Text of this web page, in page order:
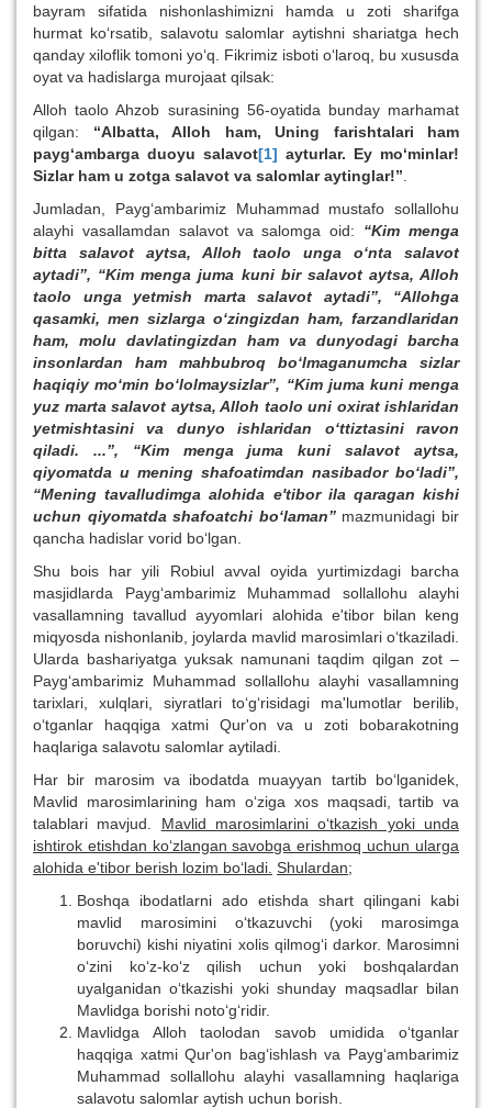
bayram sifatida nishonlashimizni hamda u zoti sharifga
hurmat ko‘rsatib, salavotu salomlar aytishni shariatga hech
qanday xiloflik tomoni yo‘q. Fikrimiz isboti o‘laroq, bu xususda
oyat va hadislarga murojaat qilsak:
Alloh taolo Ahzob surasining 56-oyatida bunday marhamat
qilgan: “Albatta, Alloh ham, Uning farishtalari ham
payg‘ambarga duoyu salavot[1] ayturlar. Ey mo‘minlar!
Sizlar ham u zotga salavot va salomlar aytinglar!”
Jumladan, Payg‘ambarimiz Muhammad mustafo sollallohu
alayhi vasallamdan salavot va salomga oid: “Kim menga
bitta salavot aytsa, Alloh taolo unga o‘nta salavot
aytadi”, “Kim menga juma kuni bir salavot aytsa, Alloh
taolo unga yetmish marta salavot aytadi”, “Allohga
qasamki, men sizlarga o‘zingizdan ham, farzandlaridan
ham, molu davlatingizdan ham va dunyodagi barcha
insonlardan ham mahbubroq bo‘lmaganumcha sizlar
haqiqiy mo‘min bo‘lolmaysizlar”, “Kim juma kuni menga
yuz marta salavot aytsa, Alloh taolo uni oxirat ishlaridan
yetmishtasini va dunyo ishlaridan o‘ttiztasini ravon
qiladi. ...”, “Kim menga juma kuni salavot aytsa,
qiyomatda u mening shafoatimdan nasibador bo‘ladi”,
“Mening tavalludimga alohida e'tibor ila qaragan kishi
uchun qiyomatda shafoatchi bo‘laman”mazmunidagi bir
qancha hadislar vorid bo‘lgan.
Shu bois har yili Robiul avval oyida yurtimizdagi barcha
masjidlarda Payg‘ambarimiz Muhammad sollallohu alayhi
vasallamning tavallud ayyomlari alohida e'tibor bilan keng
miqyosda nishonlanib, joylarda mavlid marosimlari o‘tkaziladi.
Ularda bashariyatga yuksak namunani taqdim qilgan zot –
Payg‘ambarimiz Muhammad sollallohu alayhi vasallamning
tarixlari, xulqlari, siyratlari to‘g‘risidagi ma'lumotlar berilib,
o‘tganlar haqqiga xatmi Qur'on va u zoti bobarakotning
haqlariga salavotu salomlar aytiladi.
Har bir marosim va ibodatda muayyan tartib bo‘lganidek,
Mavlid marosimlarining ham o‘ziga xos maqsadi, tartib va
talablari mavjud. Mavlid marosimlarini o‘tkazish yoki unda
ishtirok etishdan ko‘zlangan savobga erishmoq uchun ularga
alohida e'tibor berish lozim bo‘ladi. Shulardan;
Boshqa ibodatlarni ado etishda shart qilingani kabi
mavlid marosimini o‘tkazuvchi (yoki marosimga
boruvchi) kishi niyatini xolis qilmog‘i darkor. Marosimni
o‘zini ko‘z-ko‘z qilish uchun yoki boshqalardan
uyalganidan o‘tkazishi yoki shunday maqsadlar bilan
Mavlidga borishi noto‘g‘ridir.
Mavlidga Alloh taolodan savob umidida o‘tganlar
haqqiga xatmi Qur'on bag‘ishlash va Payg‘ambarimiz
Muhammad sollallohu alayhi vasallamning haqlariga
salavotu salomlar aytish uchun borish.